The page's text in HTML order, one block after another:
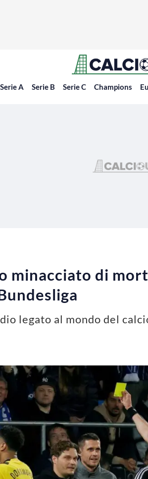
Serie A Serie B Serie C Champions
minacciato di
legato al mondo del